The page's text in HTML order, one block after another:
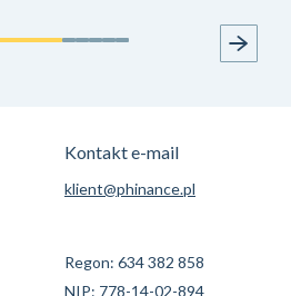
Kontakt e-mail
klient@phinance.pl
Regon: 634 382 858
NIP: 778-14-02-894